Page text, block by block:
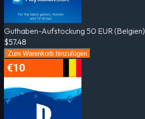
Guthaben-Aufstockung 50 EUR (Belgien)
$57.48
Zum Warenkorb hinzufügen